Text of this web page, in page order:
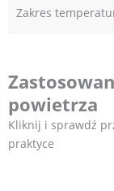
Zakres
powietrza
Kliknij i sprawdź
praktyce